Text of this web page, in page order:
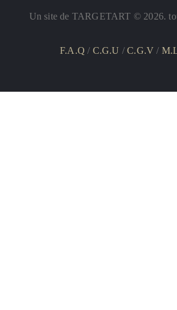
Un site de TARGETART © 2026.
F.A.Q / C.G.U /C.G.V/